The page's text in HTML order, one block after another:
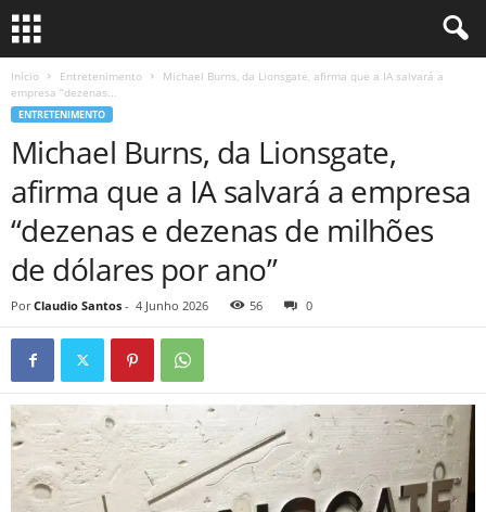
Início Entretenimento
Michael Burns, da Lionsgate, afirma que a IA salvará a
empresa “dezenas...
ENTRETENIMENTO
Michael Burns, da Lionsgate,
afirma que a IA salvará a empresa
“dezenas e dezenas de milhões
de dólares por ano”
Por Claudio Santos - 4 Junho 2026 56 0